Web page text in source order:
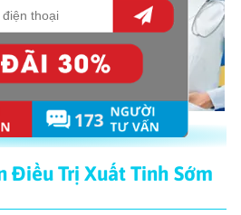
Điều Trị Xuất Tinh Sớm